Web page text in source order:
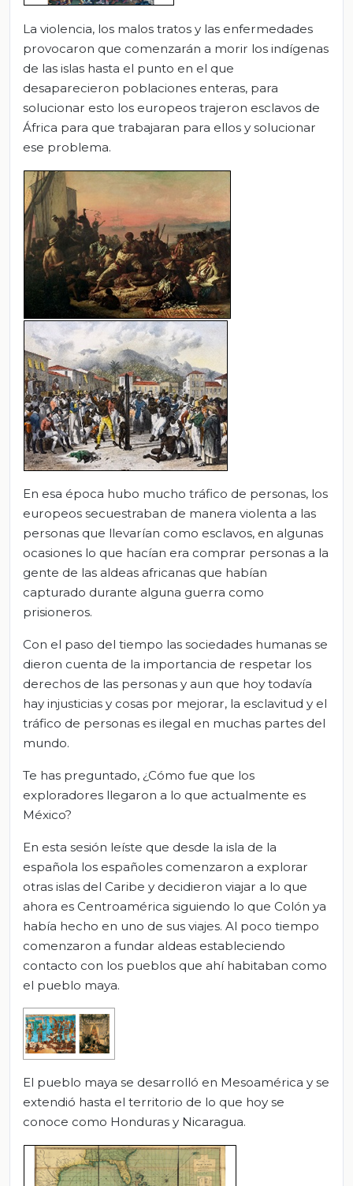
La violencia, los malos tratos y las enfermedades
provocaron que comenzarán a morir los indígenas
de las islas hasta el punto en el que
desaparecieron poblaciones enteras, para
solucionar esto los europeos trajeron esclavos de
África para que trabajaran para ellos y solucionar
ese problema.
En esa época hubo mucho tráfico de personas, los
europeos secuestraban de manera violenta a las
personas que llevarían como esclavos, en algunas
ocasiones lo que hacían era comprar personas a la
gente de las aldeas africanas que habían
capturado durante alguna guerra como
prisioneros.
Con el paso del tiempo las sociedades humanas se
dieron cuenta de la importancia de respetar los
derechos de las personas y aun que hoy todavía
hay injusticias y cosas por mejorar, la esclavitud y el
tráfico de personas es ilegal en muchas partes del
mundo.
Te has preguntado, ¿Cómo fue que los
exploradores llegaron a lo que actualmente es
México?
En esta sesión leíste que desde la isla de la
española los españoles comenzaron a explorar
otras islas del Caribe y decidieron viajar a lo que
ahora es Centroamérica siguiendo lo que Colón ya
había hecho en uno de sus viajes. Al poco tiempo
comenzaron a fundar aldeas estableciendo
contacto con los pueblos que ahí habitaban como
el pueblo maya.
El pueblo maya se desarrolló en Mesoamérica y se
extendió hasta el territorio de lo que hoy se
conoce como Honduras y Nicaragua.